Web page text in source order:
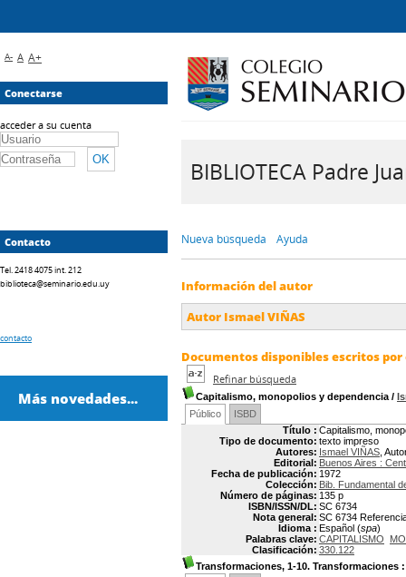
BIBLIOTECA Padre
Nueva búsqueda Ayuda
Información del autor
Autor Ismael VIÑAS
Documentos disponibles escritos
Refinar búsqueda
Capitalismo, monopolios y dependencia /
Público
ISBD
Título : Capitalismo,
Tipo de documento: texto impreso
Autores: Ismael VIÑAS ,
Editorial: Buenos Aires :
Fecha de publicación: 1972
Colección: Bib. Fundamental
Número de páginas: 135 p
ISBN/ISSN/DL: SC 6734
Nota general: SC 6734
Idioma : Español (spa)
Palabras clave: CAPITALISMO
Clasificación: 330.122
Transformaciones, 1-10. Transformaciones
A- A A+
Conectarse
acceder a su cuenta
Contacto
Tel. 2418 4075 int. 212
biblioteca@seminario.edu.uy
contacto
Más novedades...